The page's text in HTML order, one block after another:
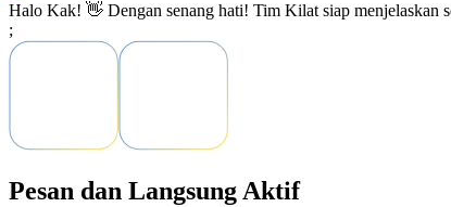
Halo Kak! 👋 Dengan senang hati! Tim Kilat siap menjelaskan
;
Pesan dan Langsung Aktif